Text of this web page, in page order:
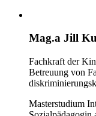
Mag.a Jill
Fachkraft der
Betreuung von
Masterstudium